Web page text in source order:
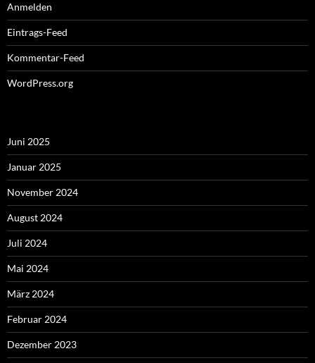
Anmelden
Eintrags-Feed
Kommentar-Feed
WordPress.org
Juni 2025
Januar 2025
November 2024
August 2024
Juli 2024
Mai 2024
März 2024
Februar 2024
Dezember 2023